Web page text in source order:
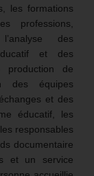
les formations
professions,
des
et des
de
des équipes
et des
éducatif, les
responsables
documentaire
et un service